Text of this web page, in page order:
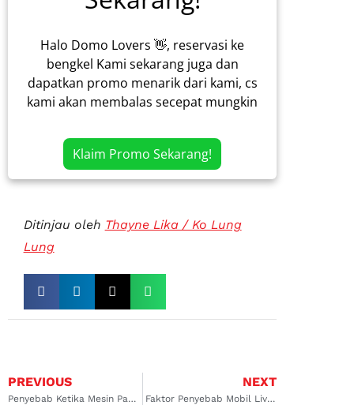
Halo Domo Lovers 👋, reservasi ke
bengkel Kami sekarang juga dan
dapatkan promo menarik dari kami, cs
kami akan membalas secepat mungkin
Klaim Promo Sekarang!
Ditinjau oleh Thayne Lika / Ko Lung
Lung
PREVIOUS
Penyebab Ketika Mesin Panas Mobil Ndut Ndutan dan Solusinya
NEXT
Faktor Penyebab Mobil Livina Ndut Ndutan dan Solusinya